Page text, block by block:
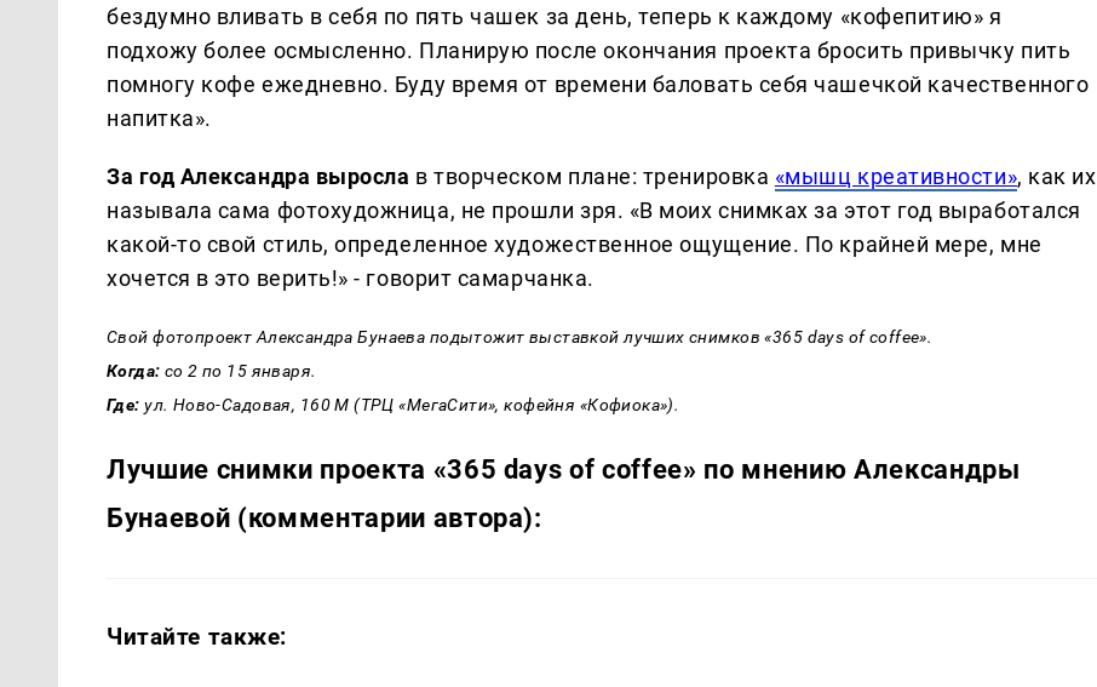
бездумно вливать в себя по пять чашек за день, теперь к каждому «кофепитию» я
подхожу более осмысленно. Планирую после окончания проекта бросить привычку пить
помногу кофе ежедневно. Буду время от времени баловать себя чашечкой качественного
напитка».
За год Александра выросла в творческом плане: тренировка «мышц креативности», как их
называла сама фотохудожница, не прошли зря. «В моих снимках за этот год выработался
какой-то свой стиль, определенное художественное ощущение. По крайней мере, мне
хочется в это верить!» - говорит самарчанка.
Свой фотопроект Александра Бунаева подытожит выставкой лучших снимков «365 days of coffee».
Когда: со 2 по 15 января.
Где: ул. Ново-Садовая, 160 М (ТРЦ «МегаСити», кофейня «Кофиока»).
Лучшие снимки проекта «365 days of coffee» по мнению Александры
Бунаевой (комментарии автора):
Читайте также: